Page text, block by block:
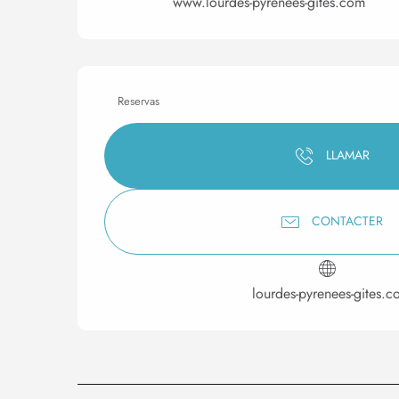
Reservas
LLAMAR
CONTACTER
lourdes-pyrenees-